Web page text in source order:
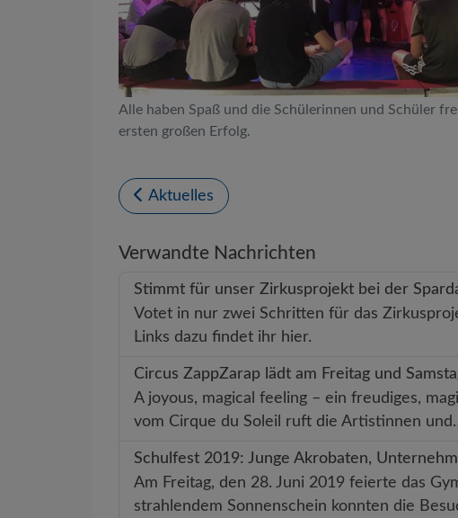
Alle haben Spaß und die Schülerinnen und Schüler
ersten großen Erfolg.
Aktuelles
Verwandte Nachrichten
Stimmt für unser Zirkusprojekt bei der
Votet in nur zwei Schritten für das
Links dazu findet ihr hier.
Circus ZappZarap lädt am Freitag und
A joyous, magical feeling – ein freudiges,
vom Cirque du Soleil ruft die Artistinnen
Schulfest 2019: Junge Akrobaten,
Am Freitag, den 28. Juni 2019 feierte das
strahlendem Sonnenschein konnten die